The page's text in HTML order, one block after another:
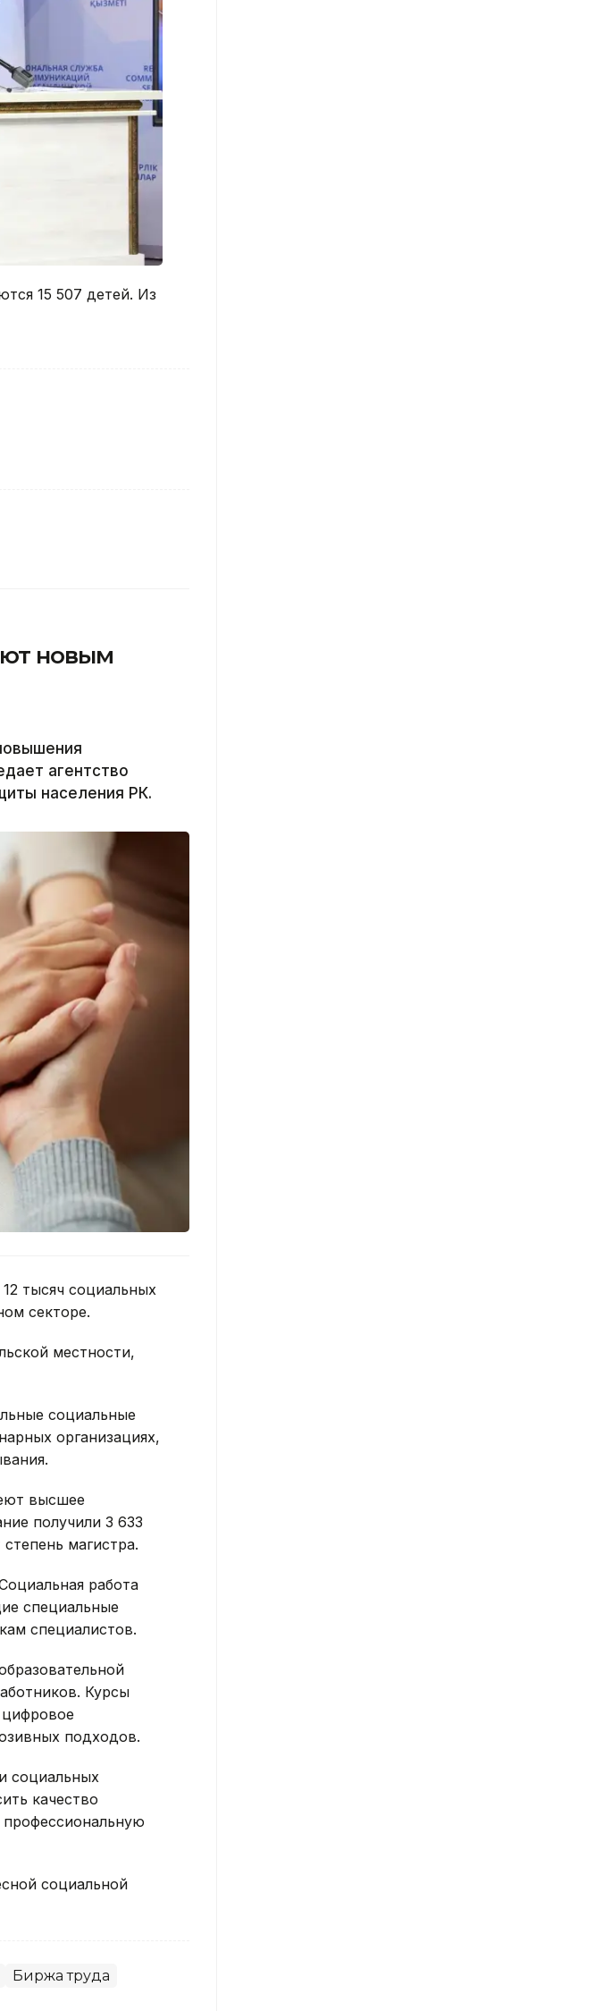
15 507 детей. Из
новым
агентство
населения РК.
тысяч социальных
секторе.
местности,
социальные
организациях,
высшее
получили 3 633
магистра.
работа
специальные
специалистов.
Курсы
подходов.
социальных
качество
социальной
Биржа труда